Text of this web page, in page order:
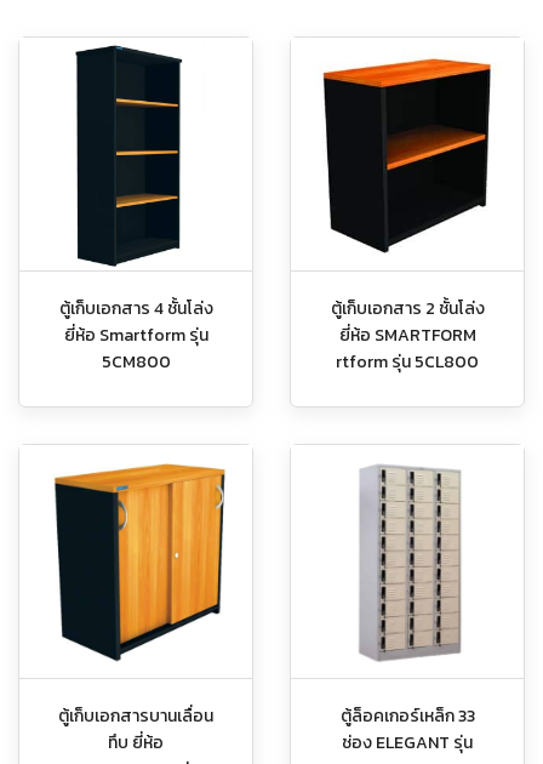
ตู้เก็บเอกสาร 4 ชั้นโล่ง
ยี่ห้อ Smartform รุ่น
5CM800
ตู้เก็บเอกสาร 2 ชั้นโล่ง
ยี่ห้อ SMARTFORM
rtform รุ่น 5CL800
ตู้เก็บเอกสารบานเลื่อน
ทึบ ยี่ห้อ
ตู้ล็อคเกอร์เหล็ก 33
ช่อง ELEGANT รุ่น